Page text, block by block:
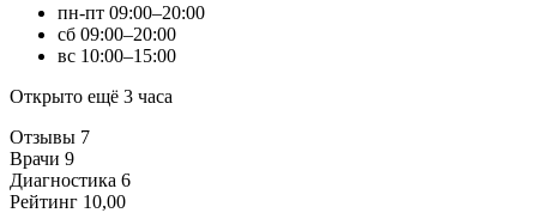
пн-пт 09:00–20:00
сб 09:00–20:00
вс 10:00–15:00
Открыто ещё 3 часа
Отзывы 7
Врачи 9
Диагностика 6
Рейтинг 10,00